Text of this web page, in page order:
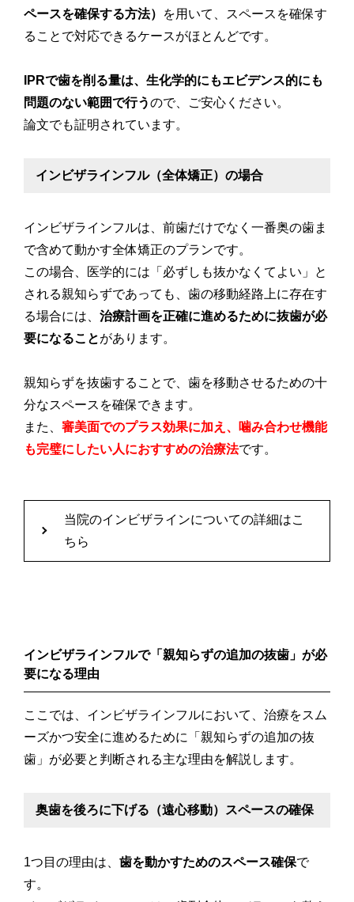
ペースを確保する方法）
を用いて、スペースを確保す
ることで対応できるケースがほとんどです。
IPRで歯を削る量は、生化学的にもエビデンス的にも
問題のない範囲で行うので、ご安心ください。
論文でも証明されています。
インビザラインフル（全体矯正）の場合
インビザラインフルは、前歯だけでなく一番奥の歯ま
で含めて動かす全体矯正のプランです。
この場合、医学的には「必ずしも抜かなくてよい」と
される親知らずであっても、歯の移動経路上に存在す
る場合には、治療計画を正確に進めるために抜歯が必
要になることがあります。
親知らずを抜歯することで、歯を移動させるための十
分なスペースを確保できます。
また、審美面でのプラス効果に加え、噛み合わせ機能
も完璧にしたい人におすすめの治療法です。
当院のインビザラインについての詳細はこ
ちら
インビザラインフルで「親知らずの追加の抜歯」が必
要になる理由
ここでは、インビザラインフルにおいて、治療をスム
ーズかつ安全に進めるために「親知らずの追加の抜
歯」が必要と判断される主な理由を解説します。
奥歯を後ろに下げる（遠心移動）スペースの確保
1つ目の理由は、歯を動かすためのスペース確保で
す。